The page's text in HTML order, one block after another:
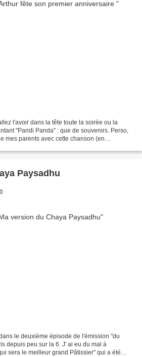
l'avoir dans la tête toute la soirée ou la
"Pandi Panda" : que de souvenirs. Perso,
mes parents avec cette chanson (en
Paysadhu
le deuxième épisode de l'émission "du
depuis peu sur la 6. J' ai eu du mal à
sera le meilleur grand Pâtissier" qui a été